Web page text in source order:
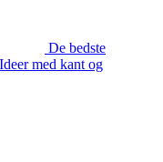
De bedste
med kant og